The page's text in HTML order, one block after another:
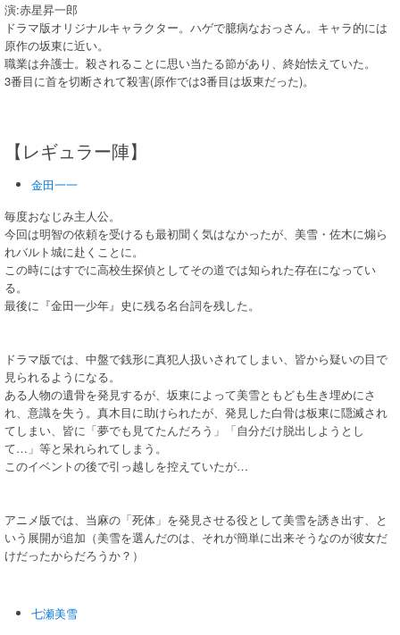
演:赤星昇一郎
ドラマ版オリジナルキャラクター。ハゲで臆病なおっさん。キャラ的には
原作の坂東に近い。
職業は弁護士。殺されることに思い当たる節があり、終始怯えていた。
3番目に首を切断されて殺害(原作では3番目は坂東だった)。
【レギュラー陣】
金田一一
毎度おなじみ主人公。
今回は明智の依頼を受けるも最初聞く気はなかったが、美雪・佐木に煽ら
れバルト城に赴くことに。
この時にはすでに高校生探偵としてその道では知られた存在になってい
る。
最後に『金田一少年』史に残る名台詞を残した。
ドラマ版では、中盤で銭形に真犯人扱いされてしまい、皆から疑いの目で
見られるようになる。
ある人物の遺骨を発見するが、坂東によって美雪ともども生き埋めにさ
れ、意識を失う。真木目に助けられたが、発見した白骨は板東に隠滅され
てしまい、皆に「夢でも見てたんだろう」「自分だけ脱出しようとし
て…」等と呆れられてしまう。
このイベントの後で引っ越しを控えていたが…
アニメ版では、当麻の「死体」を発見させる役として美雪を誘き出す、と
いう展開が追加（美雪を選んだのは、それが簡単に出来そうなのが彼女だ
けだったからだろうか？）
七瀬美雪